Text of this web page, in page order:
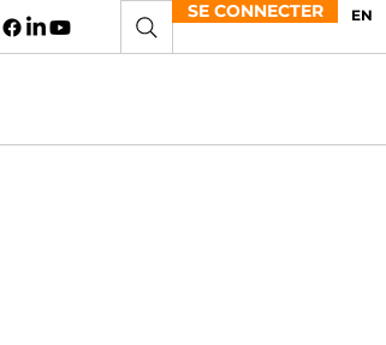
SE CONNECTER EN